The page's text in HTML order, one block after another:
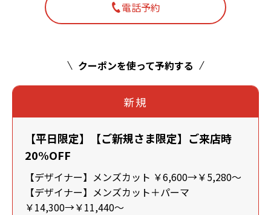
電話予約
クーポンを使って予約する
新規
【平日限定】【ご新規さま限定】ご来店時
20%OFF
【デザイナー】メンズカット ￥6,600→￥5,280～
【デザイナー】メンズカット＋パーマ
￥14,300→￥11,440～